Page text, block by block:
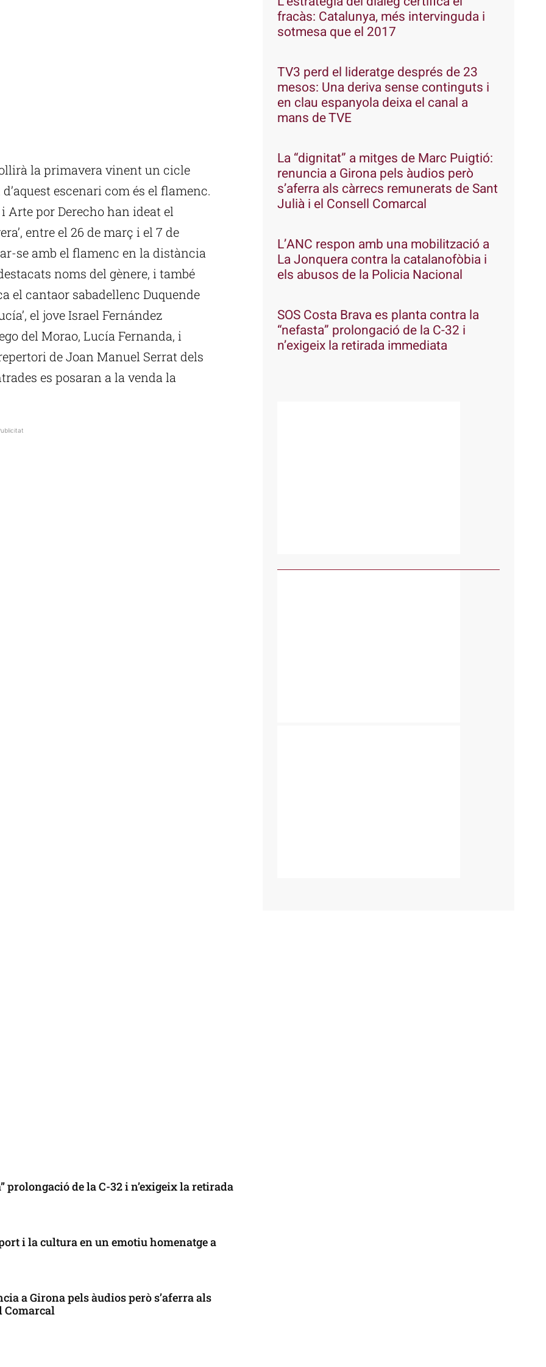
la primavera vinent un cicle
escenari com és el flamenc.
Arte por Derecho han ideat el
entre el 26 de març i el 7 de
se amb el flamenc en la distància
noms del gènere, i també
el cantaor sabadellenc Duquende
el jove Israel Fernández
del Morao, Lucía Fernanda, i
de Joan Manuel Serrat dels
es posaran a la venda la
prolongació de la C-32 i n’exigeix la retirada
i la cultura en un emotiu homenatge a
a Girona pels àudios però s’aferra als
Comarcal
fracàs: Catalunya, més intervinguda i
sotmesa que el 2017
TV3 perd el lideratge després de 23
mesos: Una deriva sense continguts i
en clau espanyola deixa el canal a
mans de TVE
La “dignitat” a mitges de Marc Puigtió:
renuncia a Girona pels àudios però
s’aferra als càrrecs remunerats de Sant
Julià i el Consell Comarcal
L’ANC respon amb una mobilització a
La Jonquera contra la catalanofòbia i
els abusos de la Policia Nacional
SOS Costa Brava es planta contra la
“nefasta” prolongació de la C-32 i
n’exigeix la retirada immediata